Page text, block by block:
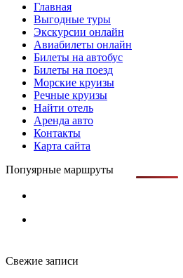
Главная
Выгодные туры
Экскурсии онлайн
Авиабилеты онлайн
Билеты на автобус
Билеты на поезд
Морские круизы
Речные круизы
Найти отель
Аренда авто
Контакты
Карта сайта
Попуярные маршруты
Свежие записи